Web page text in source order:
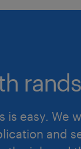
is easy. We
and